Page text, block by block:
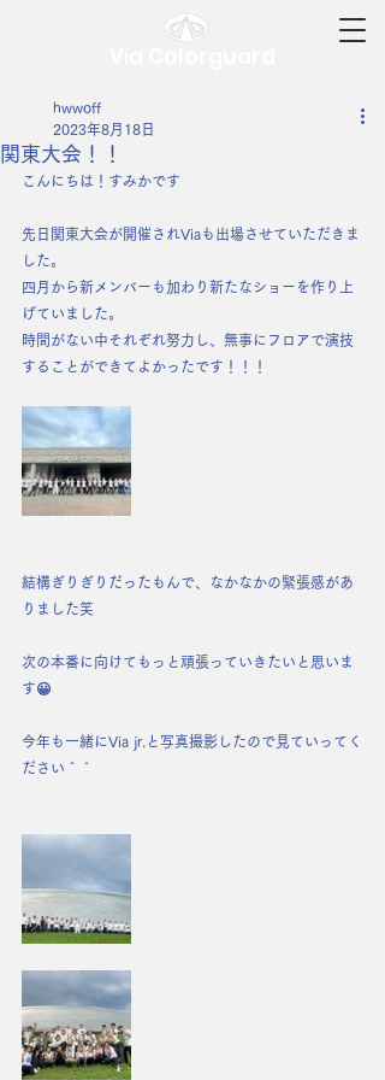
関東大会！！
hwwoff
2023年8月18日
こんにちは！すみかです
先日関東大会が開催されViaも出場させていただきま
した。
四月から新メンバーも加わり新たなショーを作り上
げていました。
時間がない中それぞれ努力し、無事にフロアで演技
することができてよかったです！！！
結構ぎりぎりだったもんで、なかなかの緊張感があ
りました笑
次の本番に向けてもっと頑張っていきたいと思いま
す😀
今年も一緒にVia jr.と写真撮影したので見ていってく
ださい＾＾